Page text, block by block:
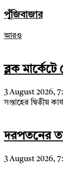
পুঁজিবাজার
আরও
ব্লক
3 August 2026,
সপ্তাহের দ্বিতীয়
দরপতনের
3 August 2026,